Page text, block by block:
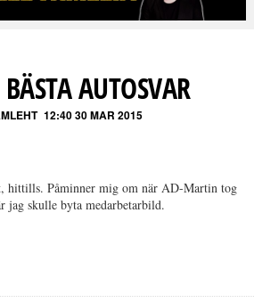
AUTOSVAR
12:40 30 MAR 2015
hittills. Påminner mig om när AD-Martin tog
jag skulle byta medarbetarbild.